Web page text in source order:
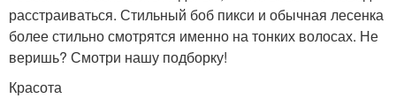
расстраиваться. Стильный боб пикси и обычная лесенка
более стильно смотрятся именно на тонких волосах. Не
веришь? Смотри нашу подборку!
Красота